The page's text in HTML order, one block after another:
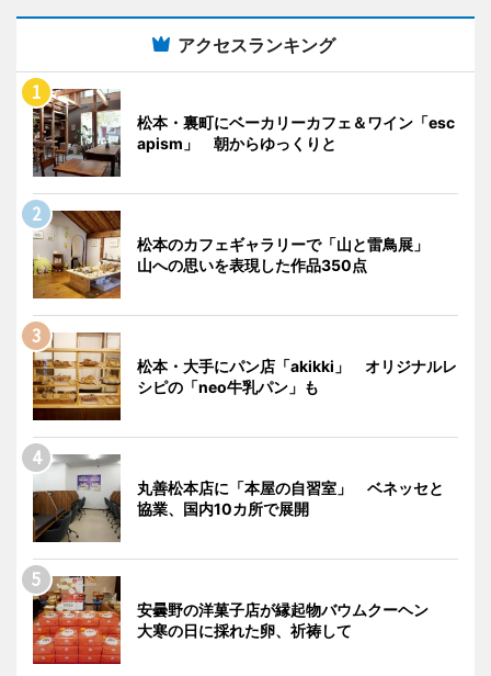
アクセスランキング
松本・裏町にベーカリーカフェ＆ワイン「esc
apism」 朝からゆっくりと
松本のカフェギャラリーで「山と雷鳥展」
山への思いを表現した作品350点
松本・大手にパン店「akikki」 オリジナルレ
シピの「neo牛乳パン」も
丸善松本店に「本屋の自習室」 ベネッセと
協業、国内10カ所で展開
安曇野の洋菓子店が縁起物バウムクーヘン
大寒の日に採れた卵、祈祷して